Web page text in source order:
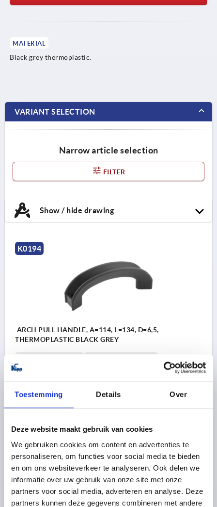
Toestemming Details Over
Deze website maakt gebruik van cookies
We gebruiken cookies om content en advertenties te
personaliseren, om functies voor social media te bieden
en om ons websiteverkeer te analyseren. Ook delen we
informatie over uw gebruik van onze site met onze
partners voor social media, adverteren en analyse. Deze
partners kunnen deze gegevens combineren met andere
MATERIAL
Black grey thermoplastic.
VARIANT SELECTION
Narrow article selection
FILTER
Show / hide drawing
K0194
ARCH PULL HANDLE, A=114, L=134, D=6,5,
THERMOPLASTIC BLACK GREY
LENGTH=134
B=28
C=29
Order number:K0194.11406
plus sales tax
plus shipping costs
PRODUCT DETAILS
CAD